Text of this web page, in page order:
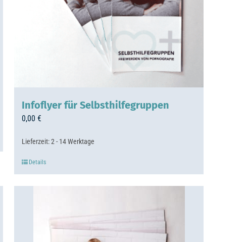
Infoflyer für Selbsthilfegruppen
0,00€
Lieferzeit:2 - 14 Werktage
Details